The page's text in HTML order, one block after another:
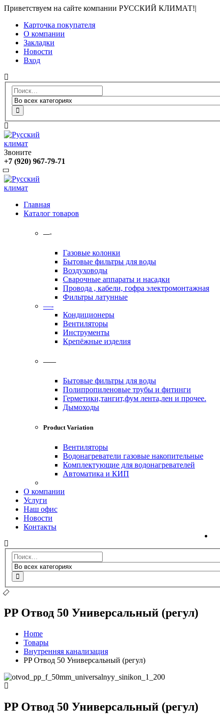
Приветствуем на сайте компании РУССКИЙ КЛИМАТ!|
Карточка покупателя
О компании
Закладки
Новости
Вход
Звоните
+7 (920) 967-79-71
Главная
Каталог товаров
—-
Газовые колонки
Бытовые фильтры для воды
Воздуховоды
Сварочные аппараты и насадки
Провода , кабели, гофра электромонтажная
Фильтры латунные
—-
Кондиционеры
Вентиляторы
Инструменты
Крепёжные изделия
——
Бытовые фильтры для воды
Полипропиленовые трубы и фитинги
Герметики,тангит,фум лента,лен и прочее.
Дымоходы
Product Variation
Вентиляторы
Водонагреватели газовые накопительные
Комплектующие для водонагревателей
Автоматика и КИП
О компании
Услуги
Наш офис
Новости
Контакты
PP Отвод 50 Универсальный (регул)
Home
Товары
Внутренняя канализация
PP Отвод 50 Универсальный (регул)
PP Отвод 50 Универсальный (регул)